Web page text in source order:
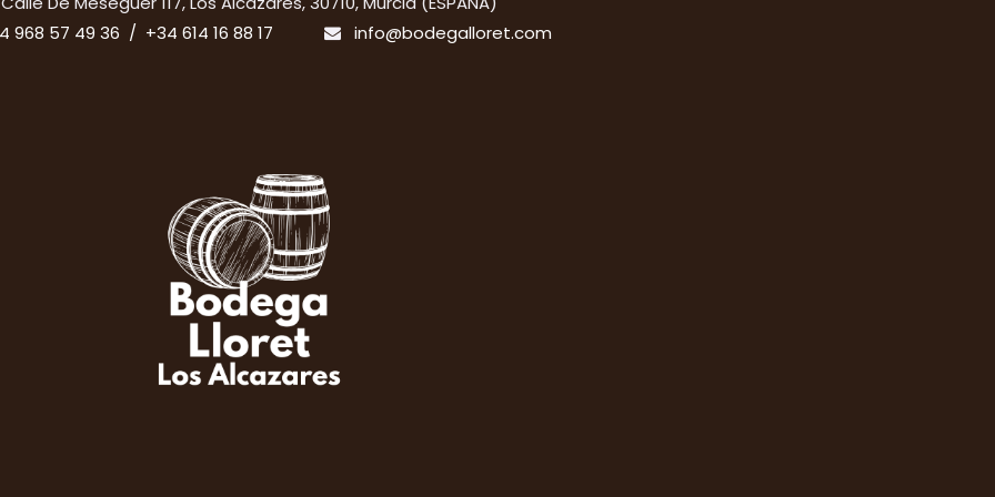
968 57 49 36 / +34 614 16 88 17
info@bodegalloret.com